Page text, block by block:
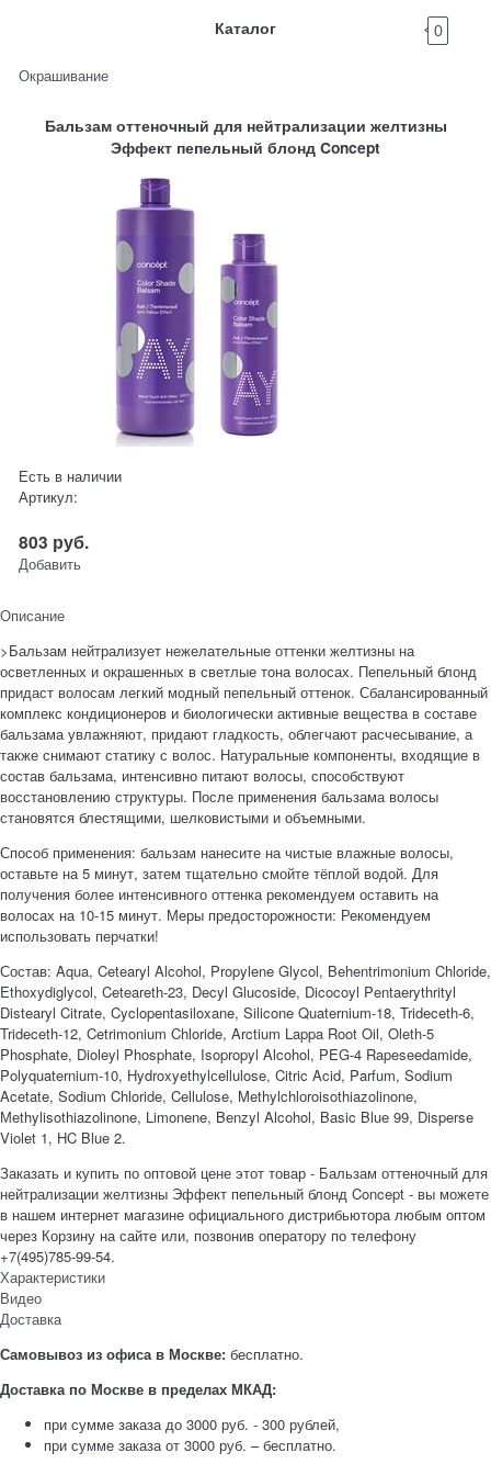
Каталог 0
Окрашивание
Бальзам оттеночный для нейтрализации желтизны
Эффект пепельный блонд Concept
Есть в наличии
Артикул:
803 руб.
Добавить
Описание
>Бальзам нейтрализует нежелательные оттенки желтизны на
осветленных и окрашенных в светлые тона волосах. Пепельный блонд
придаст волосам легкий модный пепельный оттенок. Сбалансированный
комплекс кондиционеров и биологически активные вещества в составе
бальзама увлажняют, придают гладкость, облегчают расчесывание, а
также снимают статику с волос. Натуральные компоненты, входящие в
состав бальзама, интенсивно питают волосы, способствуют
восстановлению структуры. После применения бальзама волосы
становятся блестящими, шелковистыми и объемными.
Способ применения: бальзам нанесите на чистые влажные волосы,
оставьте на 5 минут, затем тщательно смойте тёплой водой. Для
получения более интенсивного оттенка рекомендуем оставить на
волосах на 10-15 минут. Меры предосторожности: Рекомендуем
использовать перчатки!
Состав: Aqua, Cetearyl Alcohol, Propylene Glycol, Behentrimonium Chloride,
Ethoxydiglycol, Ceteareth-23, Decyl Glucoside, Dicocoyl Pentaerythrityl
Distearyl Citrate, Cyclopentasiloxane, Silicone Quaternium-18, Trideceth-6,
Trideceth-12, Cetrimonium Chloride, Arctium Lappa Root Oil, Oleth-5
Phosphate, Dioleyl Phosphate, Isopropyl Alcohol, PEG-4 Rapeseedamide,
Polyquaternium-10, Hydroxyethylсellulose, Citric Acid, Parfum, Sodium
Acetate, Sodium Chloride, Cellulose, Methylchlоroisothiazolinone,
Мethylisothiazolinone, Limonene, Benzyl Alcohol, Basic Blue 99, Disperse
Violet 1, HC Blue 2.
Заказать и купить по оптовой цене этот товар - Бальзам оттеночный для
нейтрализации желтизны Эффект пепельный блонд Concept - вы можете
в нашем интернет магазине официального дистрибьютора любым оптом
через Корзину на сайте или, позвонив оператору по телефону
+7(495)785-99-54.
Характеристики
Видео
Доставка
Самовывоз из офиса в Москве: бесплатно.
Доставка по Москве в пределах МКАД:
при сумме заказа до 3000 руб. - 300 рублей,
при сумме заказа от 3000 руб. – бесплатно.